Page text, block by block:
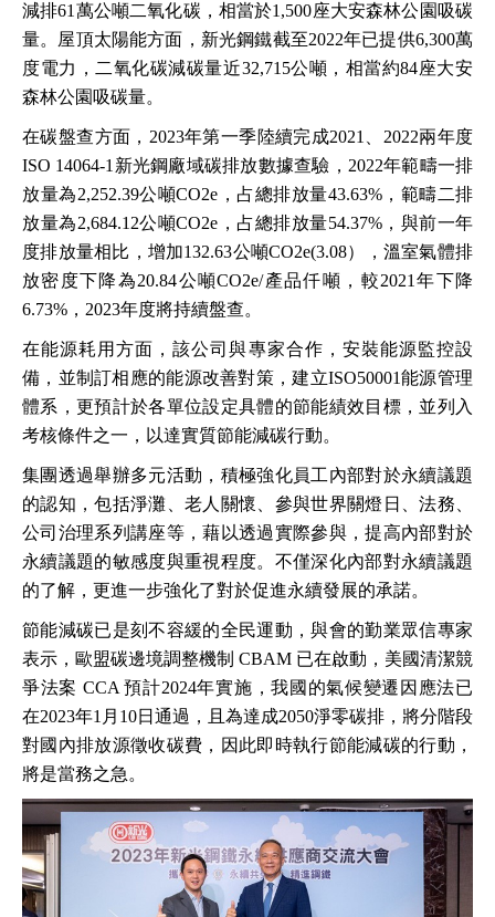
減排61萬公噸二氧化碳，相當於1,500座大安森林公園吸碳
量。屋頂太陽能方面，新光鋼鐵截至2022年已提供6,300萬
度電力，二氧化碳減碳量近32,715公噸，相當約84座大安
森林公園吸碳量。
在碳盤查方面，2023年第一季陸續完成2021、2022兩年度
ISO 14064-1新光鋼廠域碳排放數據查驗，2022年範疇一排
放量為2,252.39公噸CO2e，占總排放量43.63%，範疇二排
放量為2,684.12公噸CO2e，占總排放量54.37%，與前一年
度排放量相比，增加132.63公噸CO2e(3.08），溫室氣體排
放密度下降為20.84公噸CO2e/產品仟噸，較2021年下降
6.73%，2023年度將持續盤查。
在能源耗用方面，該公司與專家合作，安裝能源監控設
備，並制訂相應的能源改善對策，建立ISO50001能源管理
體系，更預計於各單位設定具體的節能績效目標，並列入
考核條件之一，以達實質節能減碳行動。
集團透過舉辦多元活動，積極強化員工內部對於永續議題
的認知，包括淨灘、老人關懷、參與世界關燈日、法務、
公司治理系列講座等，藉以透過實際參與，提高內部對於
永續議題的敏感度與重視程度。不僅深化內部對永續議題
的了解，更進一步強化了對於促進永續發展的承諾。
節能減碳已是刻不容緩的全民運動，與會的勤業眾信專家
表示，歐盟碳邊境調整機制 CBAM 已在啟動，美國清潔競
爭法案 CCA 預計2024年實施，我國的氣候變遷因應法已
在2023年1月10日通過，且為達成2050淨零碳排，將分階段
對國內排放源徵收碳費，因此即時執行節能減碳的行動，
將是當務之急。